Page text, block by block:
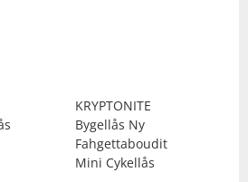
KRYPTONITE
Bygellås Ny
Fahgettaboudit
Mini Cykellås